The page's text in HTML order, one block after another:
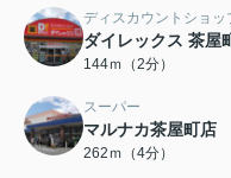
ディスカウントショッ
ダイレックス 茶屋
144ｍ（2分）
スーパー
マルナカ茶屋町店
262ｍ（4分）